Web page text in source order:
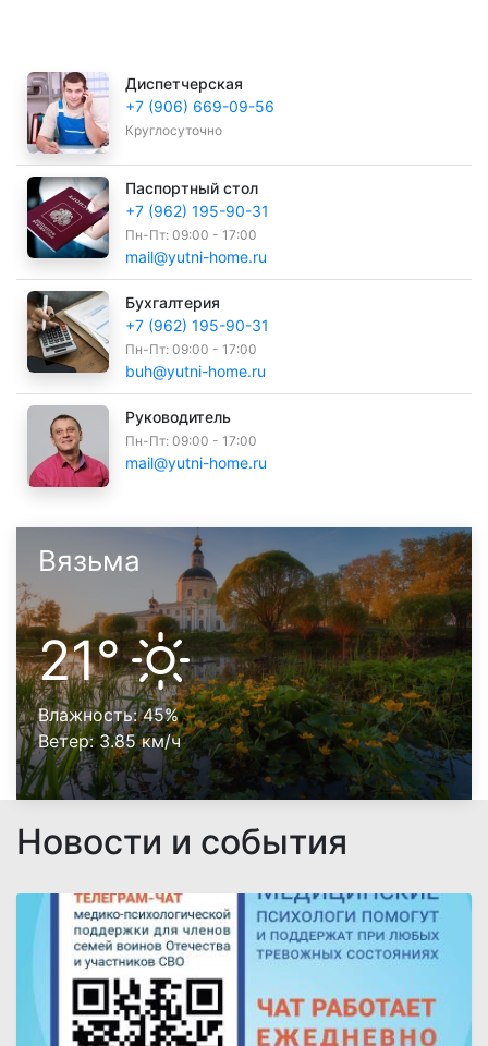
Диспетчерская
+7 (906) 669-09-56
Круглосуточно
Паспортный стол
+7 (962) 195-90-31
Пн-Пт: 09:00 - 17:00
mail@yutni-home.ru
Бухгалтерия
+7 (962) 195-90-31
Пн-Пт: 09:00 - 17:00
buh@yutni-home.ru
Руководитель
Пн-Пт: 09:00 - 17:00
mail@yutni-home.ru
Вязьма
21°
Влажность:45%
Ветер:3.85 км/ч
Новости и события